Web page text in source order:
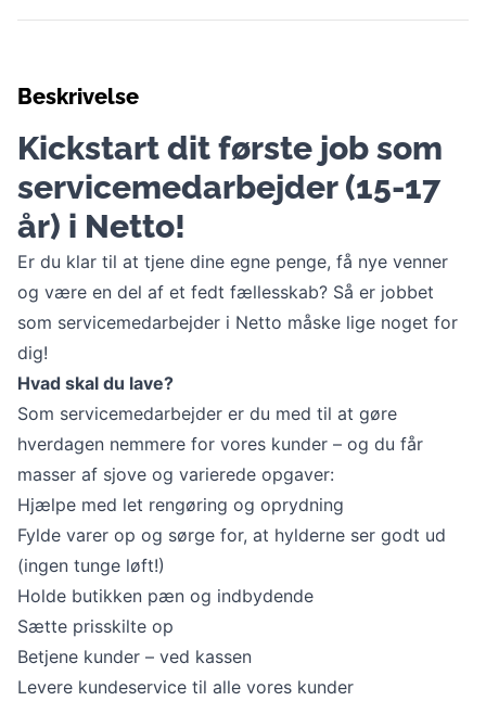
Beskrivelse
Kickstart dit første job som
servicemedarbejder (15-17
år) i Netto!
Er du klar til at tjene dine egne penge, få nye venner
og være en del af et fedt fællesskab? Så er jobbet
som servicemedarbejder i Netto måske lige noget for
dig!
Hvad skal du lave?
Som servicemedarbejder er du med til at gøre
hverdagen nemmere for vores kunder – og du får
masser af sjove og varierede opgaver:
Hjælpe med let rengøring og oprydning
Fylde varer op og sørge for, at hylderne ser godt ud
(ingen tunge løft!)
Holde butikken pæn og indbydende
Sætte prisskilte op
Betjene kunder – ved kassen
Levere kundeservice til alle vores kunder